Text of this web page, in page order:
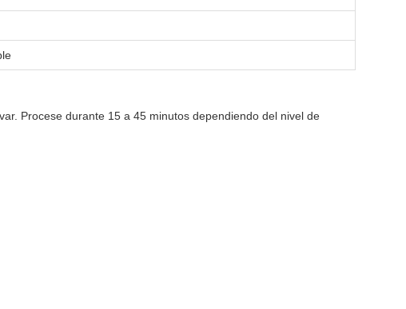
Procese durante 15 a 45 minutos dependiendo del nivel de